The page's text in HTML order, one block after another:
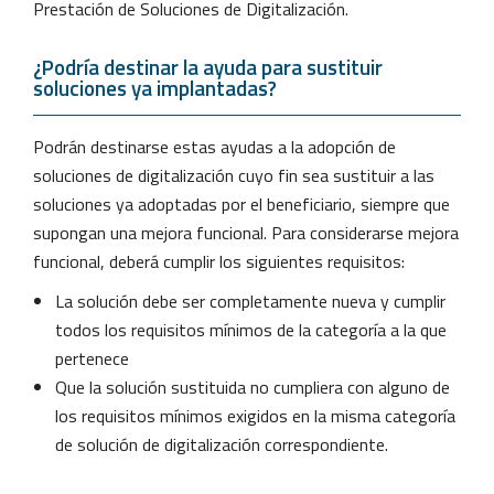
Prestación de Soluciones de Digitalización.
¿Podría destinar la ayuda para sustituir
soluciones ya implantadas?
Podrán destinarse estas ayudas a la adopción de
soluciones de digitalización cuyo fin sea sustituir a las
soluciones ya adoptadas por el beneficiario, siempre que
supongan una mejora funcional. Para considerarse mejora
funcional, deberá cumplir los siguientes requisitos:
La solución debe ser completamente nueva y cumplir
todos los requisitos mínimos de la categoría a la que
pertenece
Que la solución sustituida no cumpliera con alguno de
los requisitos mínimos exigidos en la misma categoría
de solución de digitalización correspondiente.